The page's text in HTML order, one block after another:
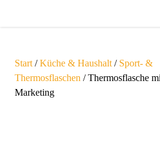
Start /Küche & Haushalt / Sport- &
Thermosflaschen / Thermosflasche
Marketing